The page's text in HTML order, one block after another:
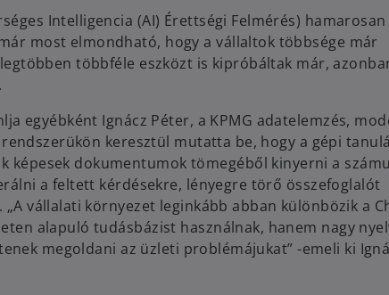
Intelligencia (AI) Érettségi Felmérés) hamarosan
most elmondható, hogy a vállaltok többsége már
többféle eszközt is kipróbáltak már,
egyébként Ignácz Péter, a KPMG adatelemzés,
keresztül mutatta be, hogy a gépi
képesek dokumentumok tömegéből kinyerni a
a feltett kérdésekre, lényegre törő összefoglalót
vállalati környezet leginkább abban különbözik a
alapuló tudásbázist használnak, hanem nagy
megoldani az üzleti problémájukat” -emeli ki